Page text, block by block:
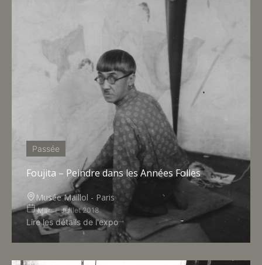
Passée
Foujita – Peindre dans les Années Folles
Musée Maillol - Paris
Mars – Juillet 2018
Lire les détails de l'expo